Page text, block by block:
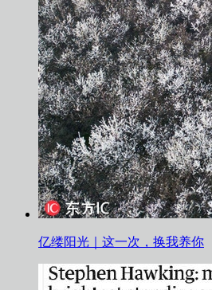
亿缕阳光｜这一次，换我养你